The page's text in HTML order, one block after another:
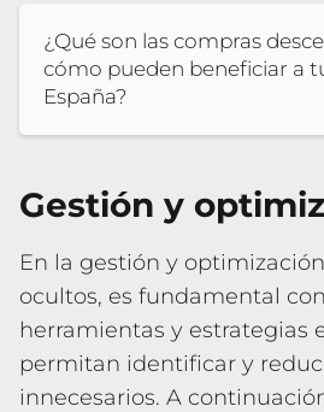
¿Qué son las compras
cómo pueden beneficiar a
España?
Gestión y
En la gestión y
ocultos, es fundamental
herramientas y estrategias
permitan identificar y
innecesarios. A